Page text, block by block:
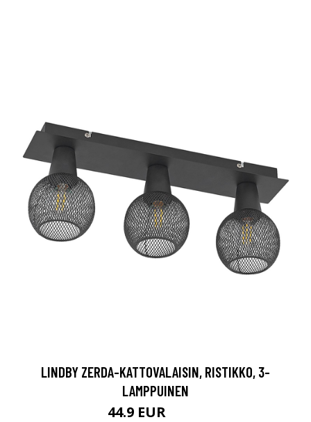
LINDBY ZERDA-KATTOVALAISIN, RISTIKKO, 3-
LAMPPUINEN
44.9 EUR